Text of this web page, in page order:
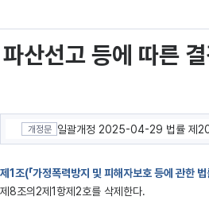
파산선고 등에 따른
개정문 일괄개정 2025-04-29 법률 제
제1조(「가정폭력방지 및 피해자보호 등에 관한 법
제8조의2제1항제2호를 삭제한다.